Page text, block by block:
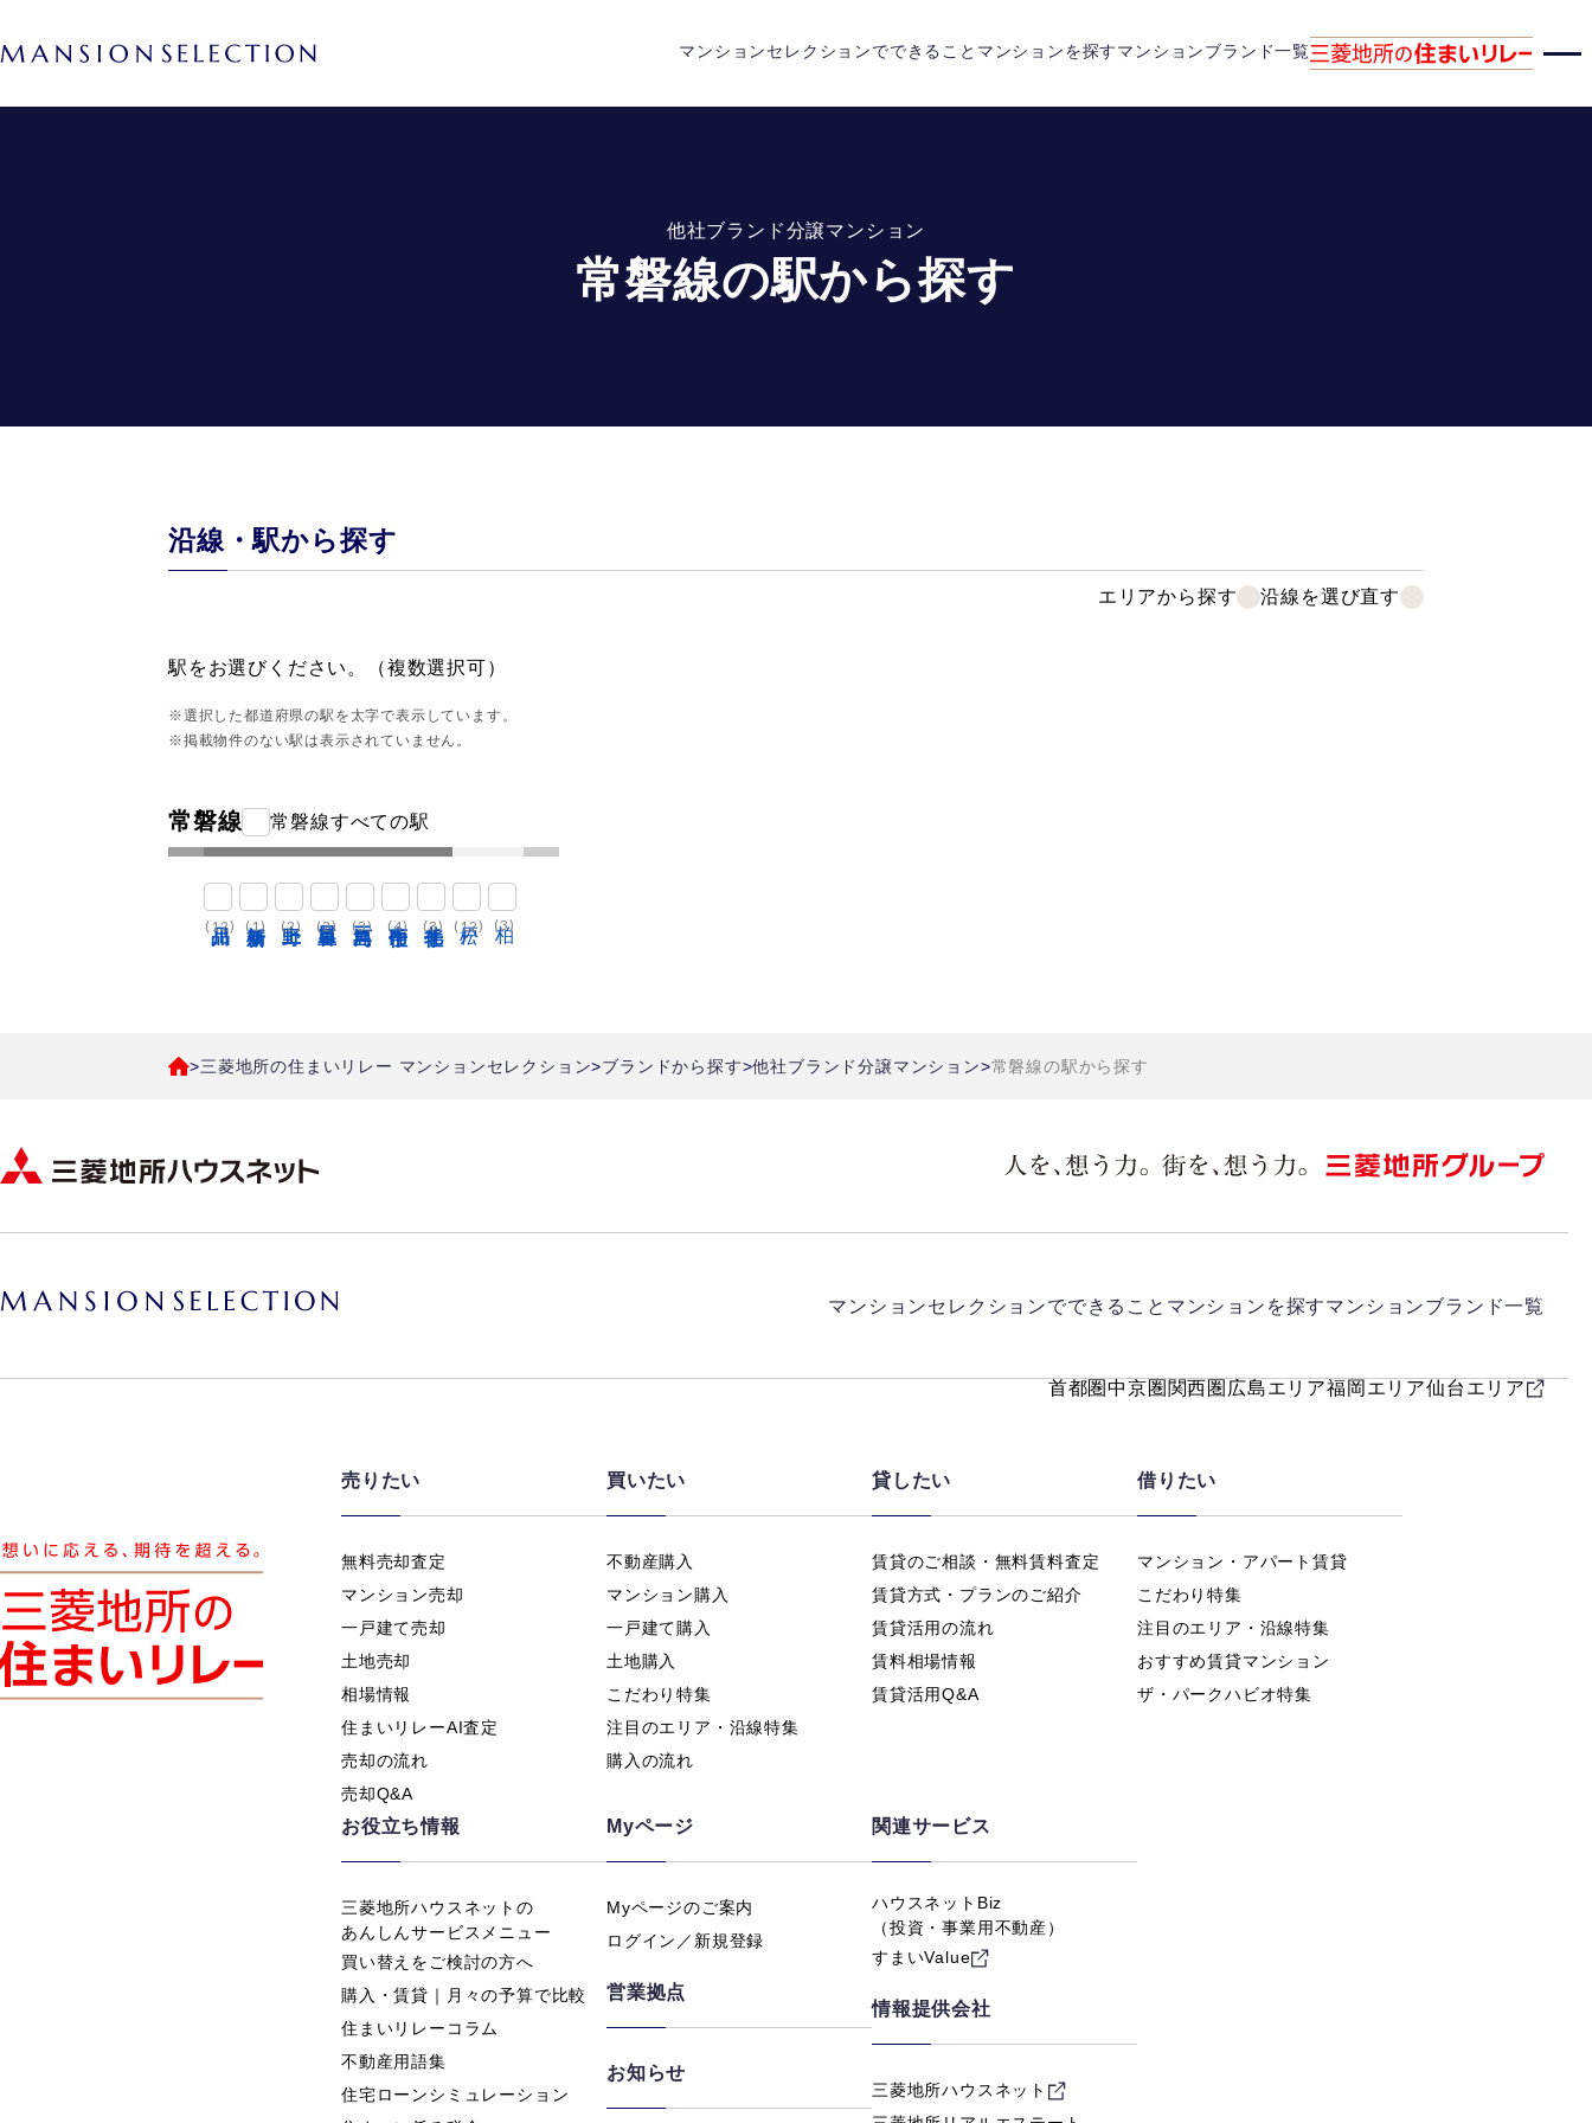
マンションセレクションでできること マンションを探すマンションブランド一覧
他社ブランド分譲マンション
常磐線の駅から探す
沿線・駅から探す
エリアから探す 沿線を選び直す
駅をお選びください。（複数選択可）
※選択した都道府県の駅を太字で表示しています。
※掲載物件のない駅は表示されていません。
常磐線 常磐線すべての駅
(12) (1) (2) (2) (3) (4) (3) (12) (3)
三菱地所の住まいリレー マンションセレクション ブランドから探す 他社ブランド分譲マンション 常磐線の駅から探す
マンションセレクションでできること マンションを探すマンションブランド一覧
首都圏中京圏 関西圏 広島エリア福岡エリア仙台エリア
売りたい
無料売却査定
マンション売却
一戸建て売却
土地売却
相場情報
住まいリレーAI査定
売却の流れ
売却Q&A
買いたい
不動産購入
マンション購入
一戸建て購入
土地購入
こだわり特集
注目のエリア・沿線特集
購入の流れ
貸したい
賃貸のご相談・無料賃料査定
賃貸方式・プランのご紹介
賃貸活用の流れ
賃料相場情報
賃貸活用Q&A
借りたい
マンション・アパート賃貸
こだわり特集
注目のエリア・沿線特集
おすすめ賃貸マンション
ザ・パークハビオ特集
お役立ち情報
三菱地所ハウスネットの
あんしんサービスメニュー
買い替えをご検討の方へ
購入・賃貸｜月々の予算で比較
住まいリレーコラム
不動産用語集
住宅ローンシミュレーション
Myページ
Myページのご案内
ログイン／新規登録
営業拠点
お知らせ
関連サービス
ハウスネットBiz
（投資・事業用不動産）
すまいValue
情報提供会社
三菱地所ハウスネット